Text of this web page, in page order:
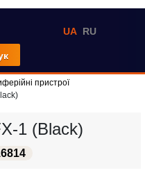
UA RU
пристрої
1 (Black)